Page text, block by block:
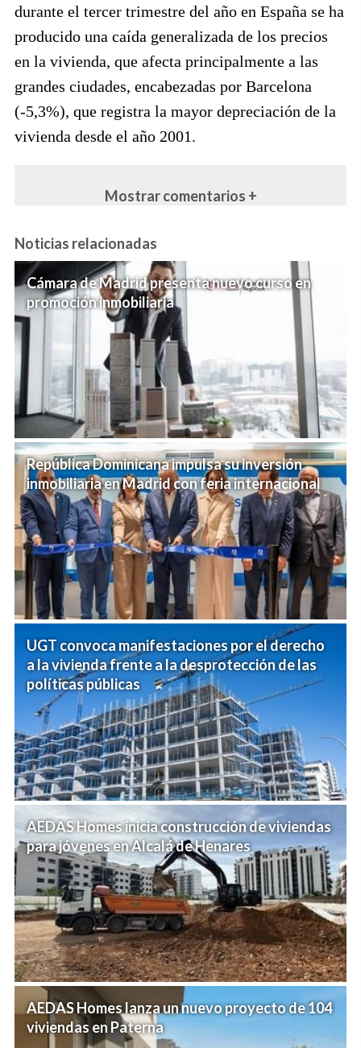
durante el tercer trimestre del año en España se ha
producido una caída generalizada de los precios
en la vivienda, que afecta principalmente a las
grandes ciudades, encabezadas por Barcelona
(-5,3%), que registra la mayor depreciación de la
vivienda desde el año 2001.
Mostrar comentarios +
Noticias relacionadas
Cámara de Madrid presenta nuevo curso en
promoción inmobiliaria
República Dominicana impulsa su inversión
inmobiliaria en Madrid con feria internacional
UGT convoca manifestaciones por el derecho
a la vivienda frente a la desprotección de las
políticas públicas
AEDAS Homes inicia construcción de viviendas
para jóvenes en Alcalá de Henares
AEDAS Homes lanza un nuevo proyecto de 104
viviendas en Paterna